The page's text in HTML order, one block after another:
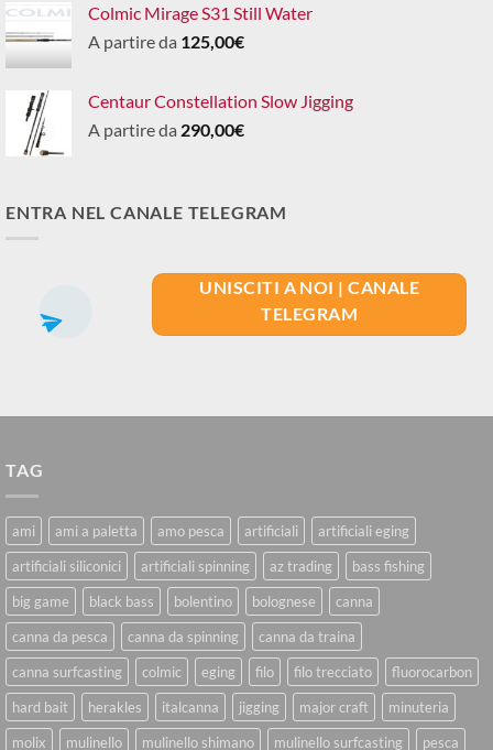
Colmic Mirage S31 Still Water
A partire da 125,00€
Centaur Constellation Slow Jigging
A partire da 290,00€
ENTRA NEL CANALE TELEGRAM
UNISCITI A NOI | CANALE
TELEGRAM
TAG
ami ami a paletta amo pesca artificiali
artificiali eging
artificiali siliconici
artificiali spinning az trading
bass fishing
big game
black bass bolentino bolognese
canna
canna da pesca
canna da spinning
canna da traina
canna surfcasting
colmic eging filo filo trecciato
fluorocarbon
hard bait
herakles italcanna jigging major craft
minuteria
molix
mulinello mulinello shimano mulinello surfcasting pesca